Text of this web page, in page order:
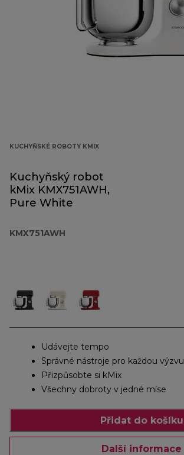
KUCHYŇSKÉ ROBOTY KMIX
Kuchyňský robot
kMix KMX751AWH,
Pure White
KMX751AWH
Udávejte tempo
Správné nástroje pro každou výzvu
Přizpůsobte si kMix
Všechny dobroty v jedné míse
Přidat do košíku
Další informace